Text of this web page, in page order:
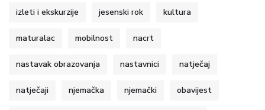
izleti i ekskurzije jesenski rok kultura
maturalac mobilnost nacrt
nastavak obrazovanja nastavnici natječaj
natječaji njemačka njemački obavijest